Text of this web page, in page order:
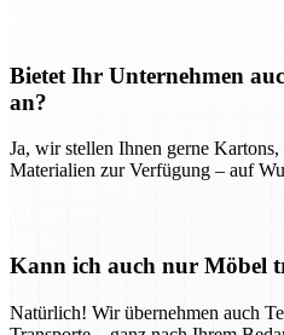
Bietet Ihr Unternehmen
an?
Ja, wir stellen Ihnen gerne
Materialien zur Verfügung – auf
Kann ich auch nur Möbel
Natürlich! Wir übernehmen auch